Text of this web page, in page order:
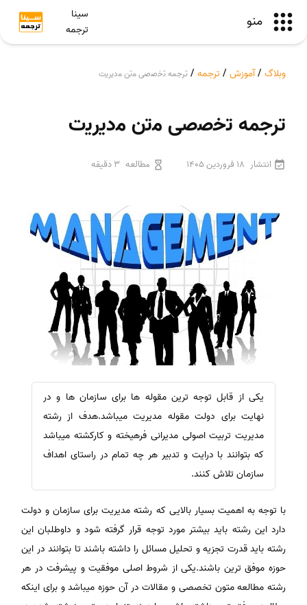
منو
سینا
ترجمه
وبلاگ /آموزش / ترجمه / ترجمه ﺗﺧﺻﺻﯽ ﻣﺗن ﻣدﯾرﯾت
ترجمه ﺗﺧﺻﺻﯽ ﻣﺗن ﻣدﯾرﯾت
انتشار 18 فروردین 1405 مطالعه 3 دقیقه
یکی از قابل توجه ترین مقوله ها برای سازمان ها و در
نهایت برای دولت مقوله مدیریت میباشد.هدف از رشته
مدیریت تربیت اصولی مدیرانی فرهیخته و کارکشته میباشد
که بتوانند با درایت و تدبیر هر چه تمام در راستای اهداف
سازمان تلاش کنند.
با توجه به اهمیت بسیار بالایی که رشته مدیریت برای سازمان و دولت
دارد این رشته باید بیشتر مورد توجه قرار گرفته شود و داوطلبان این
رشته باید قدرت تجزیه و تحلیل مسائل را داشته باشند تا بتوانند در این
حوزه موفق ترین باشند.یکی از شروط اصلی موفقیت و پیشرفت در هر
رشته مطالعه متون تخصصی و مقالات در آن حوزه میباشد و برای اینکه